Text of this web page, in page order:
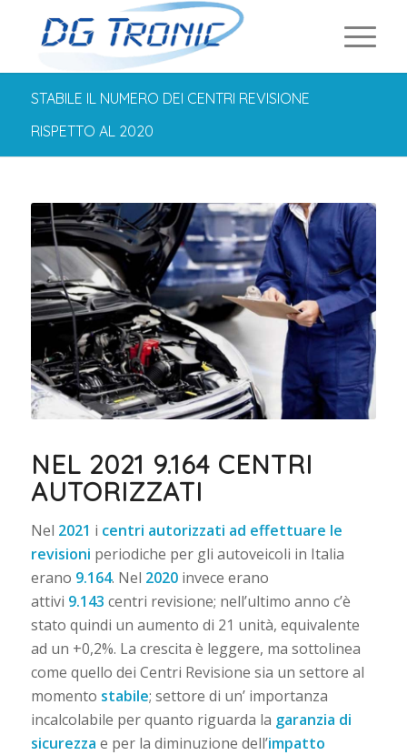
STABILE IL NUMERO DEI CENTRI REVISIONE
RISPETTO AL 2020
NEL 2021 9.164 CENTRI
AUTORIZZATI
Nel 2021 i centri autorizzati ad effettuare le
revisioni periodiche per gli autoveicoli in Italia
erano 9.164. Nel 2020invece erano
attivi 9.143 centri revisione; nell’ultimo anno c’è
stato quindi un aumento di 21 unità, equivalente
ad un +0,2%. La crescita è leggere, ma sottolinea
come quello dei Centri Revisione sia un settore al
momento stabile; settore di un’ importanza
incalcolabile per quanto riguarda la garanzia di
sicurezza e per la diminuzione dell’impatto